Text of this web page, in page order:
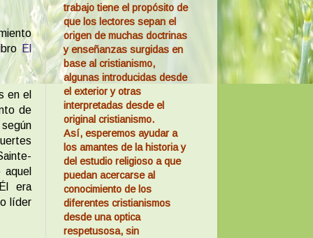
El
en el
de
era
líder
trabajo tiene el propósito de
que los lectores sepan el
origen de muchas doctrinas
y enseñanzas surgidas en
base al cristianismo,
algunas introducidas desde
el exterior y otras
interpretadas desde el
original cristianismo.
Así, esperemos ayudar a
los amantes de la historia y
del estudio religioso a que
puedan acercarse al
conocimiento de los
diferentes cristianismos
desde una optica
respetusosa, sin